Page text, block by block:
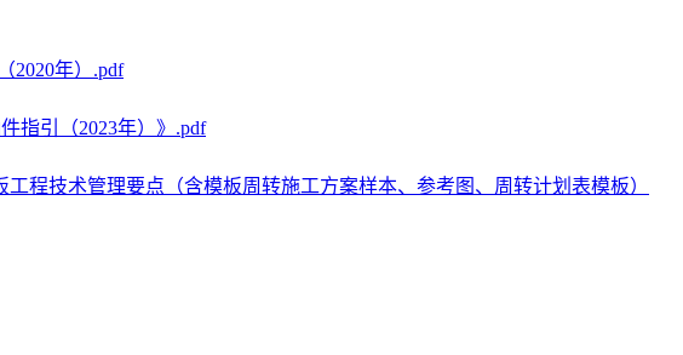
2020年）.pdf
指引（2023年）》.pdf
工程技术管理要点（含模板周转施工方案样本、参考图、周转计划表模板）